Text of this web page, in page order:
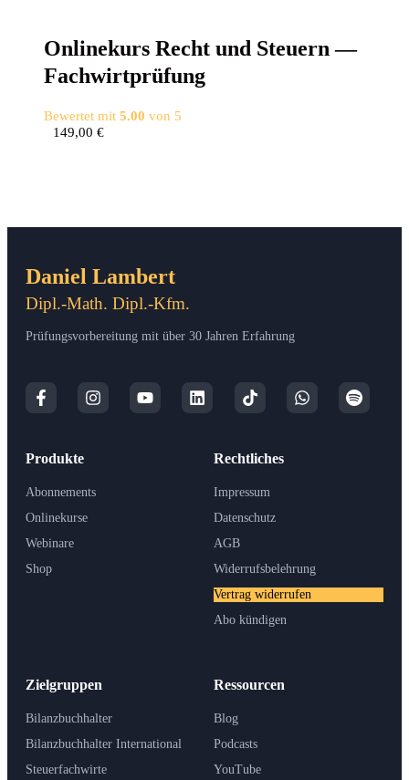
Online­kurs Recht und Steu­ern —
Fachwirtprüfung
Bewertet mit 5.00 von 5
149,00 €
Daniel Lambert
Dipl.-Math. Dipl.-Kfm.
Prüfungsvorbereitung mit über 30 Jahren Erfahrung
Produkte
Abonnements
Onlinekurse
Webinare
Shop
Zielgruppen
Bilanzbuchhalter
Bilanzbuchhalter International
Steuerfachwirte
Ressourcen
Blog
Podcasts
YouTube
Rechtliches
Impressum
Datenschutz
AGB
Widerrufsbelehrung
Vertrag widerrufen
Abo kündigen